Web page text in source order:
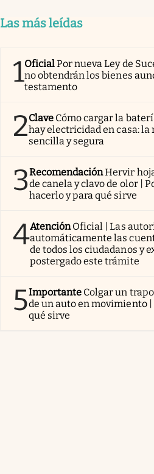
Las más leídas
1OficialPor nueva Ley de
no obtendrán los bienes
testamento
2Clave Cómo cargar la
hay electricidad en casa: la
sencilla y segura
3RecomendaciónHervir
de canela y clavo de olor |
hacerlo y para qué sirve
4AtenciónOficial | Las
automáticamente las
de todos los ciudadanos y
postergado este trámite
5Importante Colgar un
de un auto en movimiento
qué sirve